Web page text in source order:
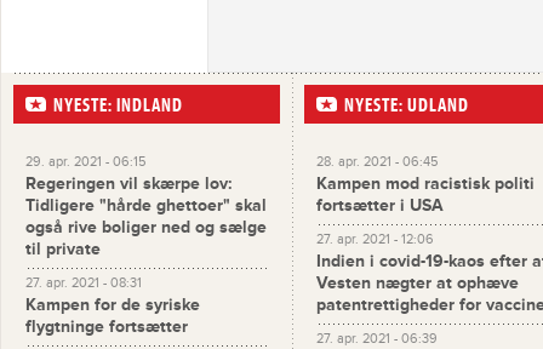
NYESTE: INDLAND
29. apr. 2021 - 06:15
Regeringen vil skærpe lov:
Tidligere "hårde ghettoer" skal
også rive boliger ned og sælge
til private
27. apr. 2021 - 08:31
Kampen for de syriske
flygtninge fortsætter
NYESTE: UDLAND
28. apr. 2021 - 06:45
Kampen mod racistisk politi
fortsætter i USA
27. apr. 2021 - 12:06
Indien i covid-19-kaos efter
Vesten nægter at ophæve
patentrettigheder for
27. apr. 2021 - 06:39